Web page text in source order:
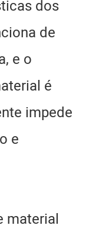
dos
de
e o
é
impede
e
material